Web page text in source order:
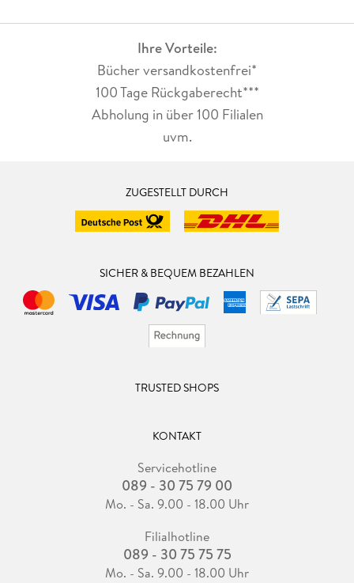
Ihre Vorteile:
Bücher versandkostenfrei*
100 Tage Rückgaberecht***
Abholung in über 100 Filialen
uvm.
ZUGESTELLT DURCH
SICHER & BEQUEM BEZAHLEN
TRUSTED SHOPS
KONTAKT
Servicehotline
089 - 30 75 79 00
Mo. - Sa. 9.00 - 18.00 Uhr
Filialhotline
089 - 30 75 75 75
Mo. - Sa. 9.00 - 18.00 Uhr